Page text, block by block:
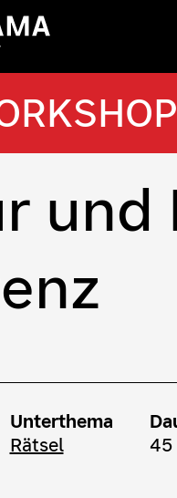
und
Unterthema
Rätsel
45